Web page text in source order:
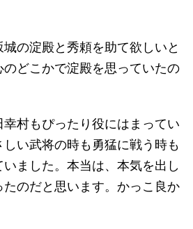
の淀殿と秀頼を助て欲しいと
どこかで淀殿を思っていたの
村もぴったり役にはまってい
い武将の時も勇猛に戦う時も
ました。本当は、本気を出し
のだと思います。かっこ良か